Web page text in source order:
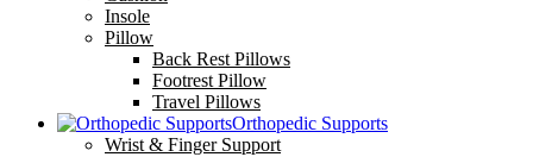
Insole
Pillow
Back Rest Pillows
Footrest Pillow
Travel Pillows
Orthopedic Supports
Wrist & Finger Support